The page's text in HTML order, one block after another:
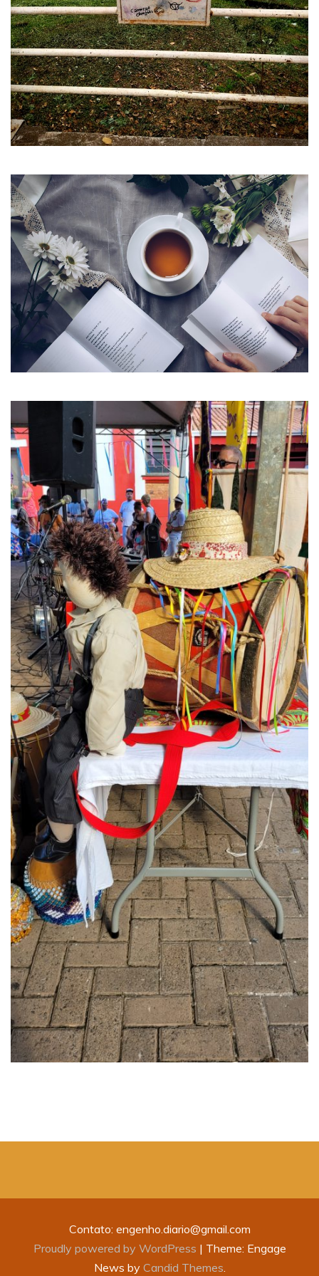
Contato: engenho.diario@gmail.com
Proudly powered by WordPress | Theme: Engage
News by Candid Themes